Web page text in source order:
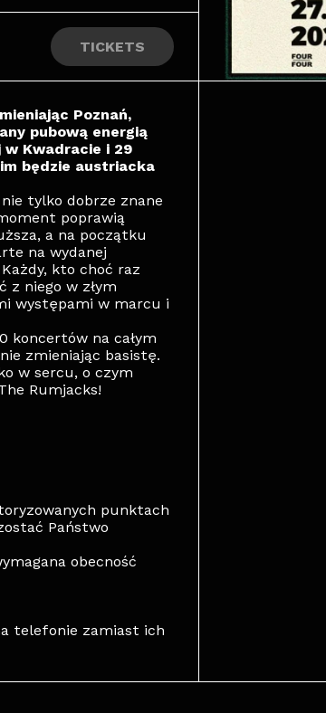
TICKETS
Poznań,
pubową energią
Kwadracie i 29
będzie austriacka
nie tylko dobrze znane
poprawią
a na początku
na wydanej
Każdy, kto choć raz
z niego w złym
występami w marcu i
koncertów na całym
zmieniając basistę.
w sercu, o czym
Rumjacks!
punktach
Państwo
obecność
telefonie zamiast ich